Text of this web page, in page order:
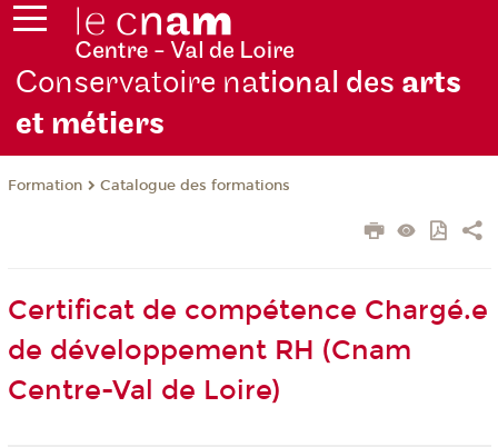
Conservatoire national des arts
et métiers
Formation Catalogue des formations
Certificat de compétence Chargé.e
de développement RH (Cnam
Centre-Val de Loire)